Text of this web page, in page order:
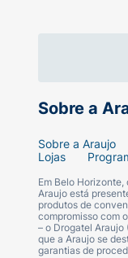
Sobre a
Sobre a Araujo
Lojas
Em Belo
Araujo está
produtos de
compromisso com
– o Drogatel
que a Araujo se
garantias de